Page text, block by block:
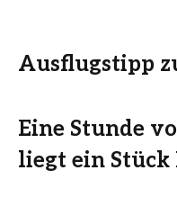
Ausflugstipp
Eine Stunde
liegt ein